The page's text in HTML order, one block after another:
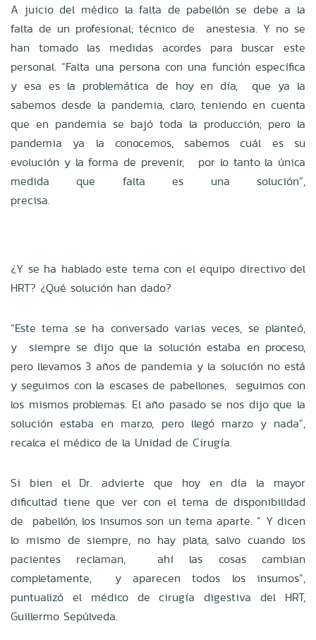
A juicio del médico la falta de pabellón se debe a la
falta de un profesional; técnico de anestesia. Y no se
han tomado las medidas acordes para buscar este
personal. “Falta una persona con una función específica
y esa es la problemática de hoy en día, que ya la
sabemos desde la pandemia, claro, teniendo en cuenta
que en pandemia se bajó toda la producción; pero la
pandemia ya la conocemos, sabemos cuál es su
evolución y la forma de prevenir, por lo tanto la única
medida que falta es una solución”,
precisa.
¿Y se ha hablado este tema con el equipo directivo del
HRT? ¿Qué solución han dado?
“Este tema se ha conversado varias veces, se planteó,
y siempre se dijo que la solución estaba en proceso,
pero llevamos 3 años de pandemia y la solución no está
y seguimos con la escases de pabellones, seguimos con
los mismos problemas. El año pasado se nos dijo que la
solución estaba en marzo, pero llegó marzo y nada”,
recalca el médico de la Unidad de Cirugía.
Si bien el Dr. advierte que hoy en día la mayor
dificultad tiene que ver con el tema de disponibilidad
de pabellón, los insumos son un tema aparte. ” Y dicen
lo mismo de siempre, no hay plata, salvo cuando los
pacientes reclaman, ahí las cosas cambian
completamente, y aparecen todos los insumos”,
puntualizó el médico de cirugía digestiva del HRT,
Guillermo Sepúlveda.